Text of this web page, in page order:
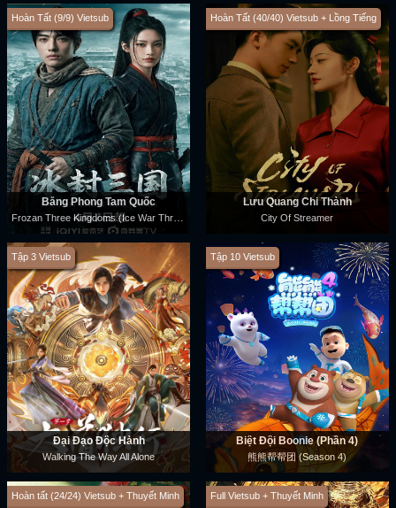
Hoàn Tất (9/9) Vietsub
Băng Phong Tam Quốc
Frozan Three Kingdoms (Ice War Three Kingdoms)
Hoàn Tất (40/40) Vietsub + Lồng Tiếng
Lưu Quang Chi Thành
City Of Streamer
Tập 3 Vietsub
Đại Đạo Độc Hành
Walking The Way All Alone
Tập 10 Vietsub
Biệt Đội Boonie (Phần 4)
熊熊帮帮团 (Season 4)
Hoàn tất (24/24) Vietsub + Thuyết Minh Full Vietsub + Thuyết Minh